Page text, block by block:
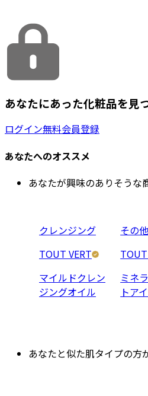
あなたにあった化粧品を見
ログイン無料会員登録
あなたへのオススメ
あなたが興味のありそうな
クレンジング
TOUT VERT
マイルドクレン
ジングオイル
その他
ミネ
トア
あなたと似た肌タイプの方